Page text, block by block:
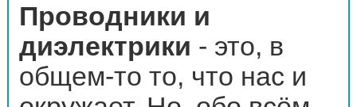
Проводники и
диэлектрики - это, в
общем-то то, что нас и